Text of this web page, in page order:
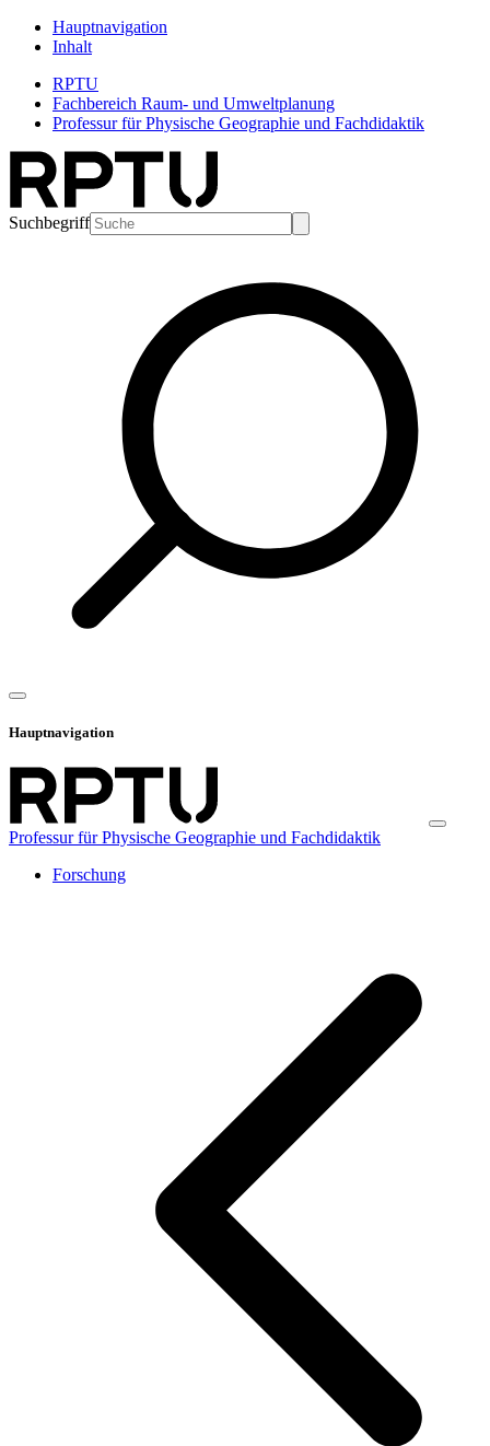
Hauptnavigation
Inhalt
RPTU
Fachbereich Raum- und Umweltplanung
Professur für Physische Geographie und Fachdidaktik
Suchbegriff
Hauptnavigation
Professur für Physische Geographie und Fachdidaktik
Forschung